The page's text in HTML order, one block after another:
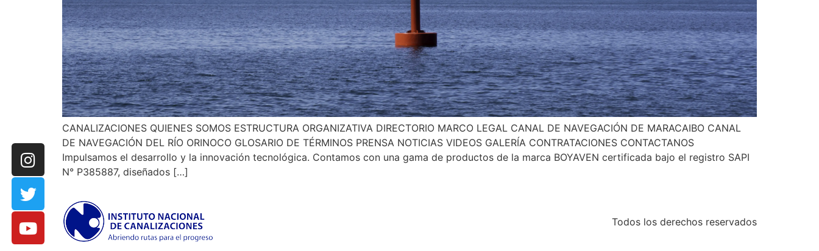
CANALIZACIONES QUIENES SOMOS ESTRUCTURA ORGANIZATIVA DIRECTORIO MARCO LEGAL CANAL DE NAVEGACIÓN DE MARACAIBO CANAL
DE NAVEGACIÓN DEL RÍO ORINOCO GLOSARIO DE TÉRMINOS PRENSA NOTICIAS VIDEOS GALERÍA CONTRATACIONES CONTACTANOS
Impulsamos el desarrollo y la innovación tecnológica. Contamos con una gama de productos de la marca BOYAVEN certificada bajo el registro SAPI
N° P385887, diseñados […]
Todos los derechos reservados